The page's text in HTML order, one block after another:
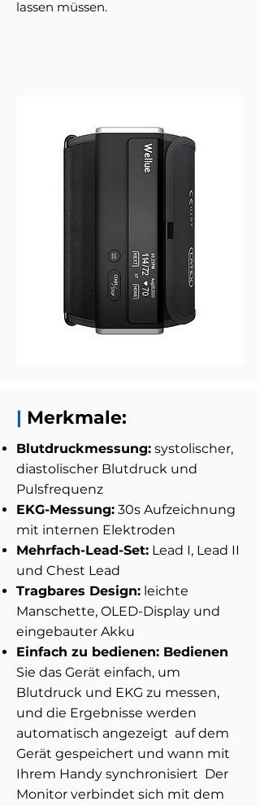
lassen müssen.
| Merkmale:
Blutdruckmessung: systolischer,
diastolischer Blutdruck und
Pulsfrequenz
EKG-Messung: 30s Aufzeichnung
mit internen Elektroden
Mehrfach-Lead-Set: Lead I, Lead II
und Chest Lead
Tragbares Design: leichte
Manschette, OLED-Display und
eingebauter Akku
Einfach zu bedienen: Bedienen
Sie das Gerät einfach, um
Blutdruck und EKG zu messen,
und die Ergebnisse werden
automatisch angezeigt auf dem
Gerät gespeichert und wann mit
Ihrem Handy synchronisiert Der
Monitor verbindet sich mit dem